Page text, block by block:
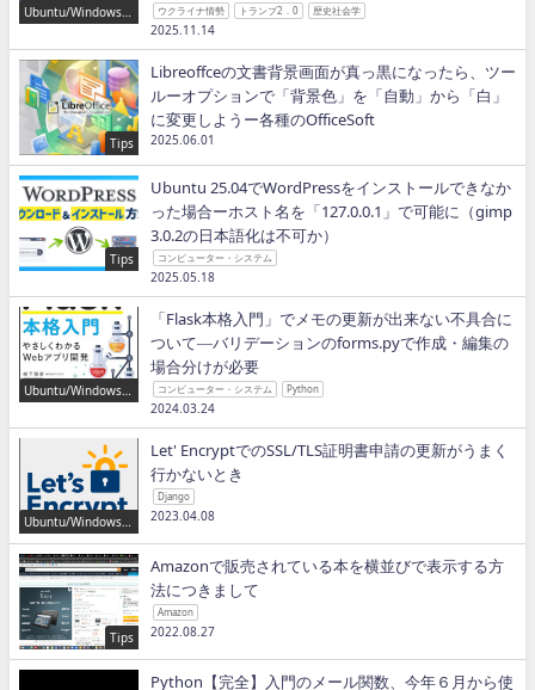
Ubuntu/Windows/P
ウクライナ情勢 トランプ2．0 歴史社会学
2025.11.14
Tips
Libreoffceの文書背景画面が真っ黒になったら、ツー
ルーオプションで「背景色」を「自動」から「白」
に変更しようー各種のOfficeSoft
2025.06.01
Tips
Ubuntu 25.04でWordPressをインストールできなか
った場合ーホスト名を「127.0.0.1」で可能に（gimp
3.0.2の日本語化は不可か）
コンピューター・システム
2025.05.18
Ubuntu/Windows/P
「Flask本格入門」でメモの更新が出来ない不具合に
ついて―バリデーションのforms.pyで作成・編集の
場合分けが必要
コンピューター・システム Python
2024.03.24
Ubuntu/Windows/P
ython/IT
Let' EncryptでのSSL/TLS証明書申請の更新がうまく
行かないとき
Django
2023.04.08
Tips
Amazonで販売されている本を横並びで表示する方
法につきまして
Amazon
2022.08.27
Python【完全】入門のメール関数、今年６月から使